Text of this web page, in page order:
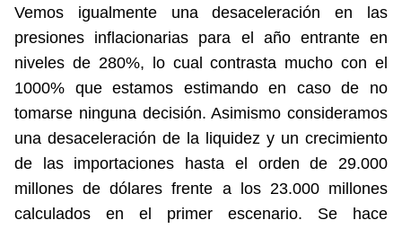
Vemos igualmente una desaceleración en las
presiones inflacionarias para el año entrante en
niveles de 280%, lo cual contrasta mucho con el
1000% que estamos estimando en caso de no
tomarse ninguna decisión. Asimismo consideramos
una desaceleración de la liquidez y un crecimiento
de las importaciones hasta el orden de 29.000
millones de dólares frente a los 23.000 millones
calculados en el primer escenario. Se hace